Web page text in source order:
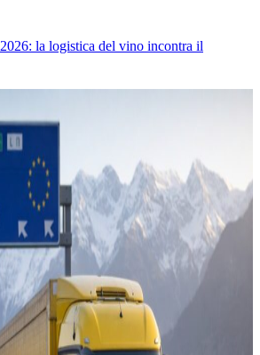
la logistica del vino incontra il